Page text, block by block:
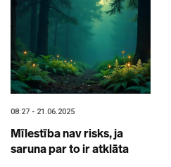
08:27 - 21.06.2025
Mīlestība nav risks, ja
saruna par to ir atklāta